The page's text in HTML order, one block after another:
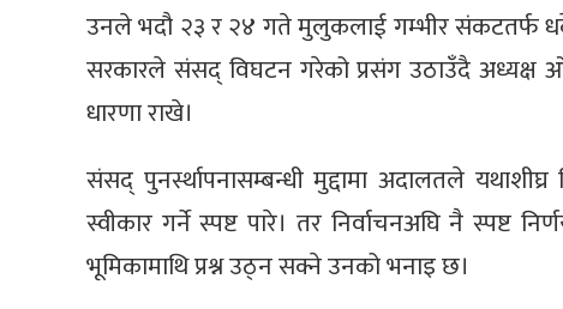
उनले भदौ २३ र २४ गते मुलुकलाई गम्भीर संकटतर्फ
सरकारले संसद् विघटन गरेको प्रसंग उठाउँदै अध्यक्ष
धारणा राखे।
संसद् पुनर्स्थापनासम्बन्धी मुद्दामा अदालतले
स्वीकार गर्ने स्पष्ट पारे। तर निर्वाचनअघि नै
भूमिकामाथि प्रश्न उठ्न सक्ने उनको भनाइ छ।